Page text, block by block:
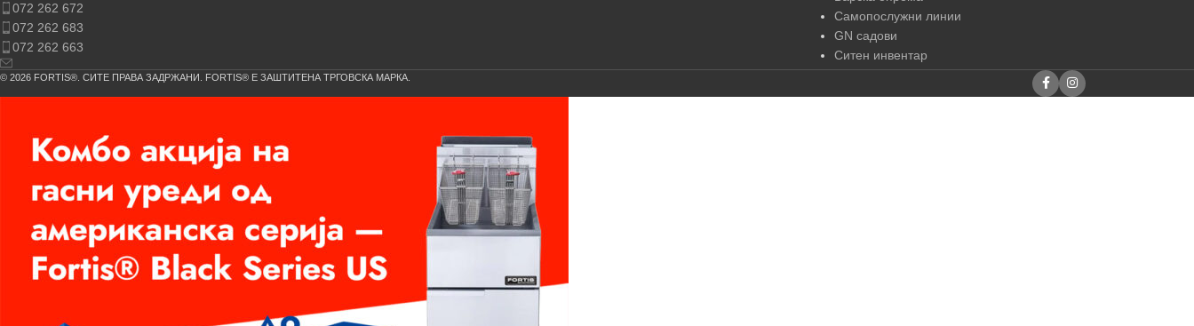
072 262 672
072 262 683
072 262 663
Самопослужни линии
GN садови
Ситен инвентар
© 2026 FORTIS®. СИТЕ ПРАВА ЗАДРЖАНИ. FORTIS® Е ЗАШТИТЕНА ТРГОВСКА МАРКА.